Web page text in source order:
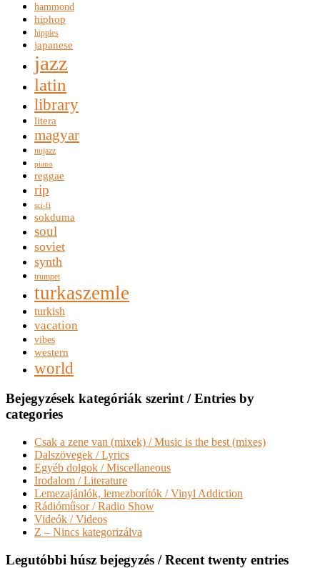
hammond
hiphop
hippies
japanese
jazz
latin
library
litera
magyar
nujazz
piano
reggae
rip
sci-fi
sokduma
soul
soviet
synth
trumpet
turkaszemle
turkish
vacation
vibes
western
world
Bejegyzések kategóriák szerint / Entries by
categories
Csak a zene van (mixek) / Music is the best (mixes)
Dalszövegek / Lyrics
Egyéb dolgok / Miscellaneous
Irodalom / Literature
Lemezajánlók, lemezborítók / Vinyl Addiction
Rádióműsor / Radio Show
Videók / Videos
Z – Nincs kategorizálva
Legutóbbi húsz bejegyzés / Recent twenty entries